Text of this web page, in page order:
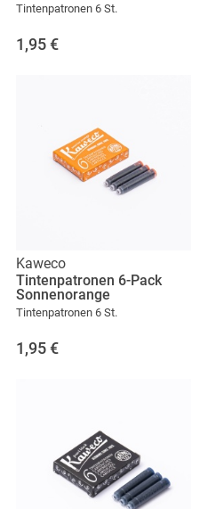
Tintenpatronen 6 St.
1,95 €
Kaweco
Tintenpatronen 6-Pack
Sonnenorange
Tintenpatronen 6 St.
1,95 €